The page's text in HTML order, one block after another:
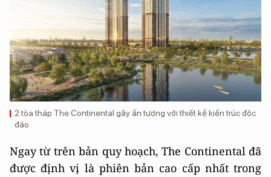
2 tòa tháp The Continental gây ấn tượng với thiết kế kiến trúc độc
đáo
Ngay từ trên bản quy hoạch, The Continental đã
được định vị là phiên bản cao cấp nhất trong